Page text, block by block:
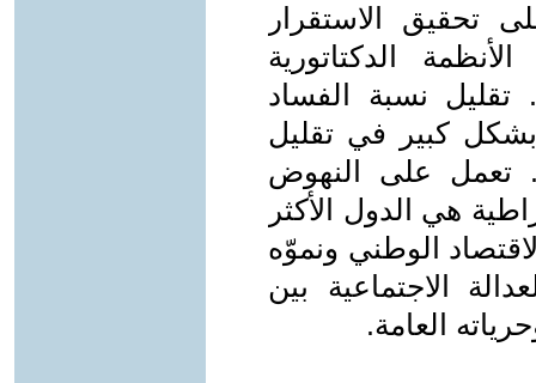
تحقيق الاستقرار
الدكتاتورية
تقليل نسبة الفساد
بشكل كبير في تقليل
تعمل على النهوض
هي الدول الأكثر
الوطني ونموّه
الاجتماعية بين
العامة.